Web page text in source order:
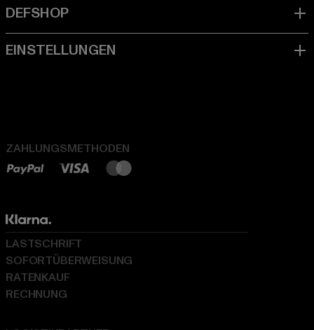
ZAHLUNGSMETHODEN
LASTSCHRIFT
SOFORTÜBERWEISUNG
RATENKAUF
RECHNUNG